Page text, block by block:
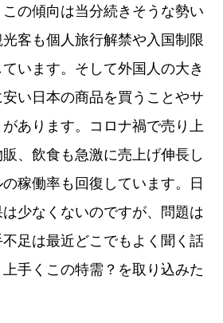
の傾向は当分続きそうな勢い
客も個人旅行解禁や入国制限
います。そして外国人の大き
い日本の商品を買うことやサ
あります。コロナ禍で売り上
、飲食も急激に売上げ伸長し
稼働率も回復しています。日
少なくないのですが、問題は
足は最近どこでもよく聞く話
手くこの特需？を取り込みた